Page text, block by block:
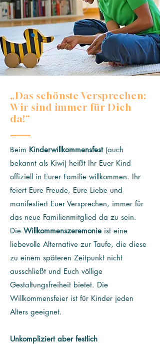
„Das schönste Versprechen:
Wir sind immer für Dich
da!“
Beim Kinderwillkommensfest(auch
bekannt als Kiwi) heißt Ihr Euer Kind
offiziell in Eurer Familie willkommen. Ihr
feiert Eure Freude, Eure Liebe und
manifestiert Euer Versprechen, immer für
das neue Familienmitglied da zu sein.
Die Willkommenszeremonie ist eine
liebevolle Alternative zur Taufe, die diese
zu einem späteren Zeitpunkt nicht
ausschließt und Euch völlige
Gestaltungsfreiheit bietet. Die
Willkommensfeier ist für Kinder jeden
Alters geeignet.
Unkompliziert aber festlich